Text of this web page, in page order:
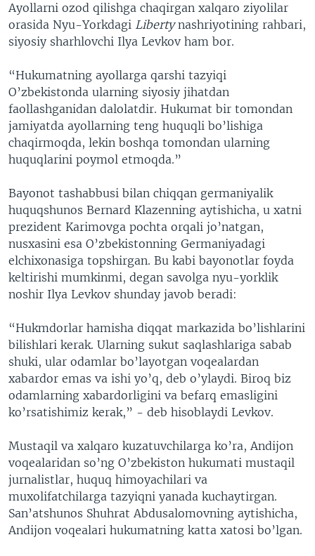
Ayollarni ozod qilishga chaqirgan xalqaro ziyolilar
orasida Nyu-Yorkdagi Libertynashriyotining rahbari,
siyosiy sharhlovchi Ilya Levkov ham bor.
“Hukumatning ayollarga qarshi tazyiqi
O’zbekistonda ularning siyosiy jihatdan
faollashganidan dalolatdir. Hukumat bir tomondan
jamiyatda ayollarning teng huquqli bo’lishiga
chaqirmoqda, lekin boshqa tomondan ularning
huquqlarini poymol etmoqda.”
Bayonot tashabbusi bilan chiqqan germaniyalik
huquqshunos Bernard Klazenning aytishicha, u xatni
prezident Karimovga pochta orqali jo’natgan,
nusxasini esa O’zbekistonning Germaniyadagi
elchixonasiga topshirgan. Bu kabi bayonotlar foyda
keltirishi mumkinmi, degan savolga nyu-yorklik
noshir Ilya Levkov shunday javob beradi:
“Hukmdorlar hamisha diqqat markazida bo’lishlarini
bilishlari kerak. Ularning sukut saqlashlariga sabab
shuki, ular odamlar bo’layotgan voqealardan
xabardor emas va ishi yo’q, deb o’ylaydi. Biroq biz
odamlarning xabardorligini va befarq emasligini
ko’rsatishimiz kerak,” - deb hisoblaydi Levkov.
Mustaqil va xalqaro kuzatuvchilarga ko’ra, Andijon
voqealaridan so’ng O’zbekiston hukumati mustaqil
jurnalistlar, huquq himoyachilari va
muxolifatchilarga tazyiqni yanada kuchaytirgan.
San’atshunos Shuhrat Abdusalomovning aytishicha,
Andijon voqealari hukumatning katta xatosi bo’lgan.